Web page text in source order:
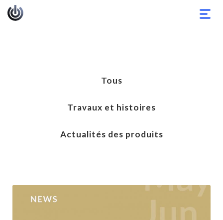
Tous
Travaux et histoires
Actualités des produits